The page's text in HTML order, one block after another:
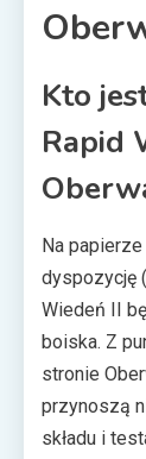
Kto
Rapid
Na
dyspozycję
Wiedeń II
boiska. Z
stronie
przynoszą
składu i